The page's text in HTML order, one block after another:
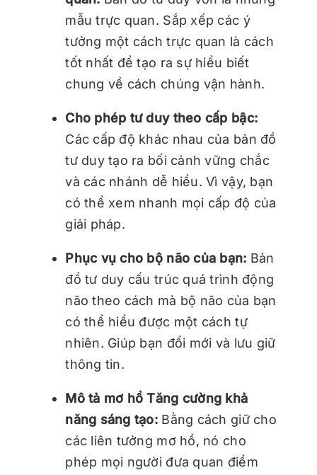
mẫu trực quan. Sắp xếp các ý
tưởng một cách trực quan là cách
tốt nhất để tạo ra sự hiểu biết
chung về cách chúng vận hành.
Cho phép tư duy theo cấp bậc:
Các cấp độ khác nhau của bản đồ
tư duy tạo ra bối cảnh vững chắc
và các nhánh dễ hiểu. Vì vậy, bạn
có thể xem nhanh mọi cấp độ của
giải pháp.
Phục vụ cho bộ não của bạn: Bản
đồ tư duy cấu trúc quá trình động
não theo cách mà bộ não của bạn
có thể hiểu được một cách tự
nhiên. Giúp bạn đổi mới và lưu giữ
thông tin.
Mô tả mơ hồ Tăng cường khả
năng sáng tạo: Bằng cách giữ cho
các liên tưởng mơ hồ, nó cho
phép mọi người đưa quan điểm